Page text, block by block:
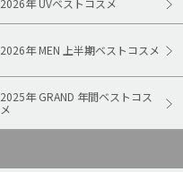
2026年 UVベストコスメ
2026年 MEN 上半期ベストコスメ
2025年 GRAND 年間ベストコス
メ